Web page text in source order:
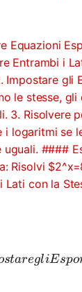
Equazioni
Entrambi i
Impostare gli
le stesse, gli
3. Risolvere
i logaritmi se
uguali. ####
Risolvi
Lati con la
Passo
taregliEspo